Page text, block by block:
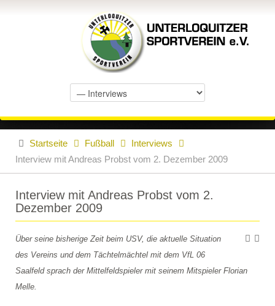
Startseite Fußball
Interviews
Interview mit Andreas Probst vom 2. Dezember 2009
Interview mit Andreas Probst vom 2.
Dezember 2009
Über seine bisherige Zeit beim USV, die aktuelle Situation
des Vereins und dem Tächtelmächtel mit dem VfL 06
Saalfeld sprach der Mittelfeldspieler mit seinem Mitspieler Florian
Melle.